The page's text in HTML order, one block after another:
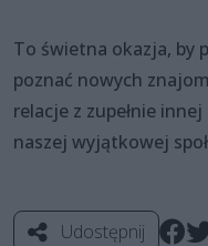
To świetna okazja, by
poznać nowych
relacje z zupełnie
naszej wyjątkowej
Udostępnij